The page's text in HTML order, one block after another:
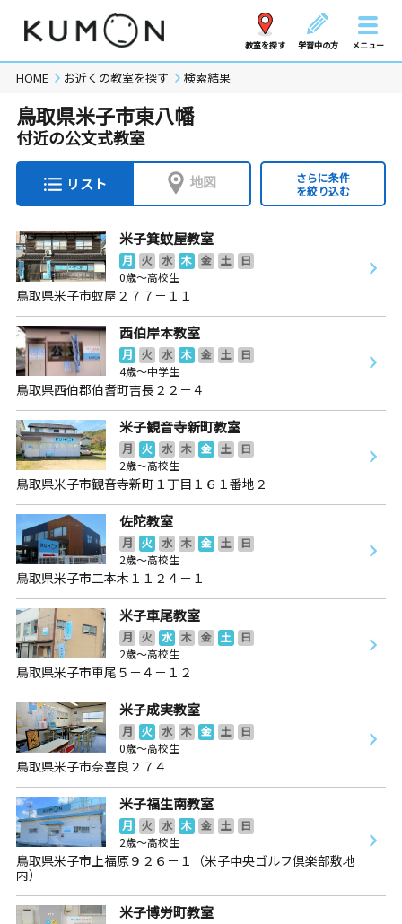
教室を探す 学習中の方 メニュー
HOME お近くの教室を探す 検索結果
鳥取県米子市東八幡
付近の公文式教室
リスト 地図
さらに条件
を絞り込む
米子箕蚊屋教室
月 火 水 木 金 土
日
0歳～高校生
鳥取県米子市蚊屋２７７－１１
西伯岸本教室
月 火 水 木 金 土
日
4歳～中学生
鳥取県西伯郡伯耆町吉長２２－４
米子観音寺新町教室
月 火 水 木 金 土
日
2歳～高校生
鳥取県米子市観音寺新町１丁目１６１番地２
佐陀教室
月 火 水 木 金 土
日
2歳～高校生
鳥取県米子市二本木１１２４－１
米子車尾教室
月 火 水 木 金 土
日
2歳～高校生
鳥取県米子市車尾５－４－１２
米子成実教室
月 火 水 木 金 土
日
0歳～高校生
鳥取県米子市奈喜良２７４
米子福生南教室
月 火 水 木 金 土
日
2歳～高校生
鳥取県米子市上福原９２６－１（米子中央ゴルフ倶楽部敷地
内）
米子博労町教室